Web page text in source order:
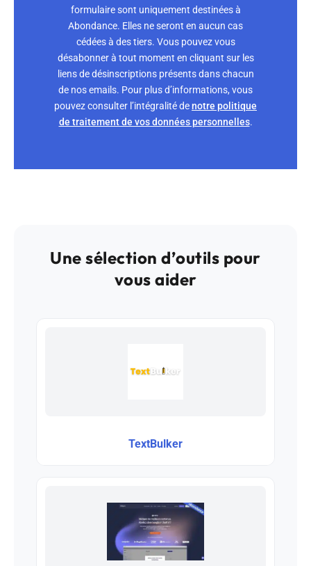
formulaire sont uniquement destinées à
Abondance. Elles ne seront en aucun cas
cédées à des tiers. Vous pouvez vous
désabonner à tout moment en cliquant sur les
liens de désinscriptions présents dans chacun
de nos emails. Pour plus d’informations, vous
pouvez consulter l’intégralité denotre politique
de traitement de vos données personnelles.
Une sélection d’outils pour
vous aider
TextBulker